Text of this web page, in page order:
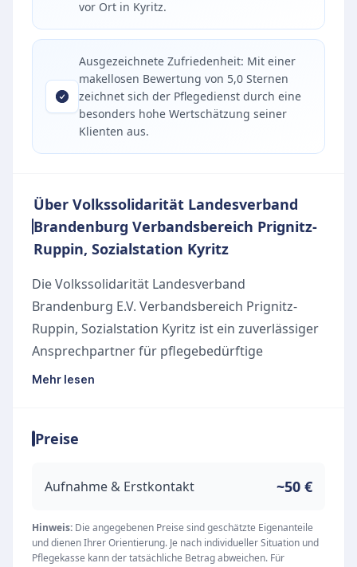
vor Ort in Kyritz.
Ausgezeichnete Zufriedenheit: Mit einer
makellosen Bewertung von 5,0 Sternen
zeichnet sich der Pflegedienst durch eine
besonders hohe Wertschätzung seiner
Klienten aus.
Über Volkssolidarität Landesverband
Brandenburg Verbandsbereich Prignitz-
Ruppin, Sozialstation Kyritz
Die Volkssolidarität Landesverband
Brandenburg E.V. Verbandsbereich Prignitz-
Ruppin, Sozialstation Kyritz ist ein zuverlässiger
Ansprechpartner für pflegebedürftige
Menschen und deren Angehörige in Kyritz und
in den eigenen vier Wänden zu fördern und
an.
Das breite Leistungsangebot richtet sich nach
den individuellen Bedürfnissen der Klienten. Zu
Mehr lesen
Preise
Aufnahme & Erstkontakt ~50 €
Hinweis: Die angegebenen Preise sind geschätzte Eigenanteile
und dienen Ihrer Orientierung. Je nach individueller Situation und
Pflegekasse kann der tatsächliche Betrag abweichen. Für